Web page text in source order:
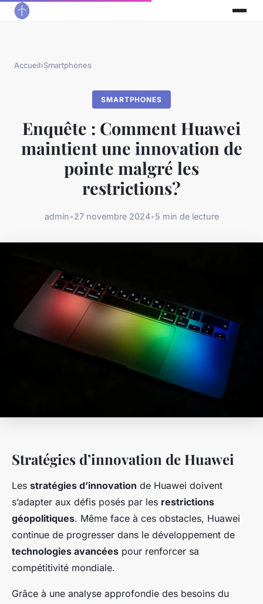
Accueil›Smartphones
SMARTPHONES
Enquête : Comment Huawei
maintient une innovation de
pointe malgré les
restrictions?
admin•27 novembre 2024•5 min de lecture
Stratégies d’innovation de Huawei
Les stratégies d’innovation de Huawei doivent
s’adapter aux défis posés par les restrictions
géopolitiques. Même face à ces obstacles, Huawei
continue de progresser dans le développement de
technologies avancées pour renforcer sa
compétitivité mondiale.
Grâce à une analyse approfondie des besoins du